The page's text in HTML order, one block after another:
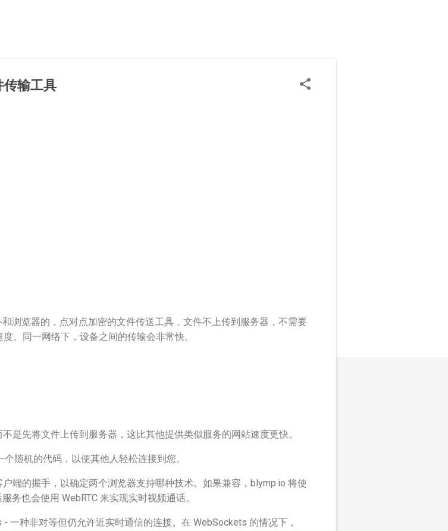
传输工具
浏览器的，点对点加密的文件传送工具，文件不上传到服务器，不需要
。同一网络下，设备之间的传输会非常快。
是先将文件上传到服务器，这比其他提供类似服务的网站速度更快。
随机的代码，以便其他人轻松连接到您。
端的握手，以确定两个浏览器支持哪种技术。如果兼容，blymp.io 将使
务也会使用 WebRTC 来实现实时视频通话。
一种非对等但仍允许近实时通信的连接。在 WebSockets 的情况下，